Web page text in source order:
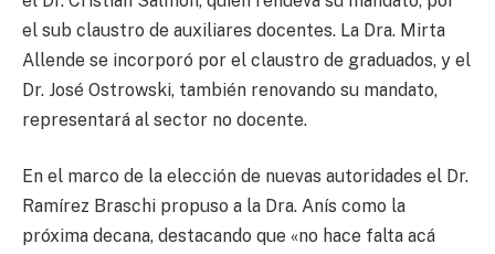
el sub claustro de auxiliares docentes. La Dra. Mirta
Allende se incorporó por el claustro de graduados, y el
Dr. José Ostrowski, también renovando su mandato,
representará al sector no docente.
En el marco de la elección de nuevas autoridades el Dr.
Ramírez Braschi propuso a la Dra. Anís como la
próxima decana, destacando que «no hace falta acá